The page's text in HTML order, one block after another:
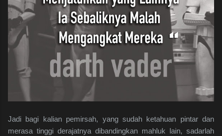
Jadi bagi kalian pemirsah, yang sudah ketahuan pintar dan
merasa tinggi derajatnya dibandingkan mahluk lain, sadarlah